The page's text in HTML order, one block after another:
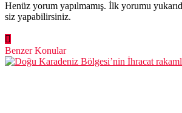
Henüz yorum yapılmamış. İlk yorumu
siz yapabilirsiniz.
Benzer Konular